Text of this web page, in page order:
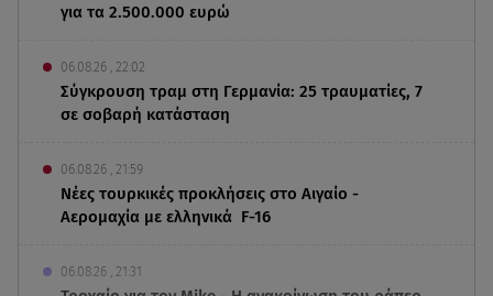
για τα 2.500.000 ευρώ
06.08.26 , 22:02
Σύγκρουση τραμ στη Γερμανία: 25 τραυματίες, 7
σε σοβαρή κατάσταση
06.08.26 , 21:59
Νέες τουρκικές προκλήσεις στο Αιγαίο -
Αερομαχία με ελληνικά F-16
06.08.26 , 21:31